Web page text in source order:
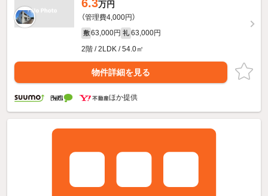
6.3万円
（管理費4,000円）
敷 63,000円 礼 63,000円
2階 / 2LDK / 54.0㎡
物件詳細を見る
ほか提供